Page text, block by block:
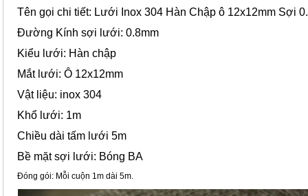
Tên gọi chi tiết: Lưới Inox 304 Hàn Chập ô 12x12mm Sợi
Đường Kính sợi lưới: 0.8mm
Kiểu lưới: Hàn chập
Mắt lưới: Ô 12x12mm
Vật liệu: inox 304
Khổ lưới: 1m
Chiều dài tấm lưới 5m
Bề mặt sợi lưới: Bóng BA
Đóng gói: Mỗi cuộn 1m dài 5m.